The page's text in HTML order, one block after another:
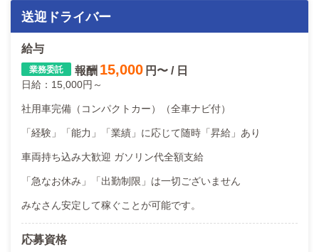
送迎ドライバー
給与
報酬 15,000 円〜 / 日
日給：15,000円～
社用車完備（コンパクトカー）（全車ナビ付）
「経験」「能力」「業績」に応じて随時「昇給」あり
車両持ち込み大歓迎 ガソリン代全額支給
「急なお休み」「出勤制限」は一切ございません
みなさん安定して稼ぐことが可能です。
応募資格